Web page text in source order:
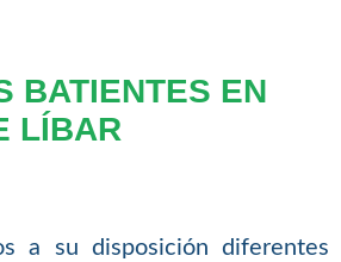
BATIENTES EN
LÍBAR
a su disposición diferentes